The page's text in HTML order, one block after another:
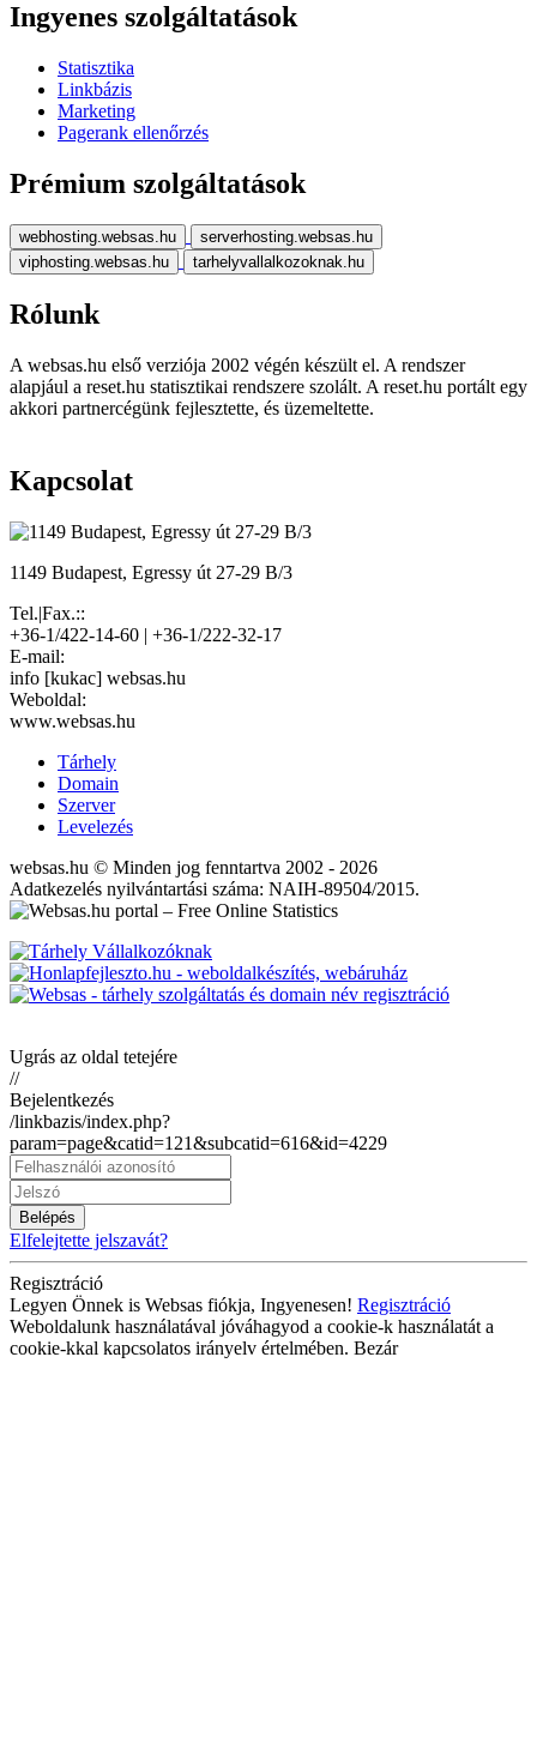
Ingyenes szolgáltatások
Statisztika
Linkbázis
Marketing
Pagerank ellenőrzés
Prémium szolgáltatások
webhosting.websas.hu
serverhosting.websas.hu
viphosting.websas.hu
tarhelyvallalkozoknak.hu
Rólunk
A websas.hu első verziója 2002 végén készült el. A rendszer
alapjául a reset.hu statisztikai rendszere szolált. A reset.hu portált egy
akkori partnercégünk fejlesztette, és üzemeltette.
Kapcsolat
1149 Budapest, Egressy út 27-29 B/3
Tel.|Fax.::
+36-1/422-14-60 | +36-1/222-32-17
E-mail:
info [kukac] websas.hu
Weboldal:
www.websas.hu
Tárhely
Domain
Szerver
Levelezés
websas.hu © Minden jog fenntartva 2002 - 2026
Adatkezelés nyilvántartási száma: NAIH-89504/2015.
Ugrás az oldal tetejére
//
Bejelentkezés
/linkbazis/index.php?
param=page&catid=121&subcatid=616&id=4229
Belépés
Elfelejtette jelszavát?
Regisztráció
Legyen Önnek is Websas fiókja, Ingyenesen! Regisztráció
Weboldalunk használatával jóváhagyod a cookie-k használatát a
cookie-kkal kapcsolatos irányelv értelmében. Bezár